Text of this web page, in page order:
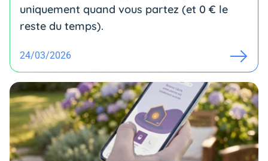
uniquement quand vous partez (et 0 € le
reste du temps).
24/03/2026